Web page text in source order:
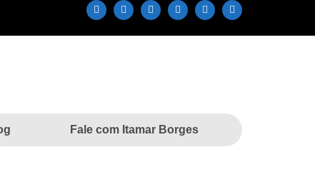
Fale com Itamar Borges